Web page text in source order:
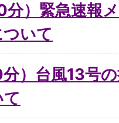
分）緊急速報
いて
）台風13号